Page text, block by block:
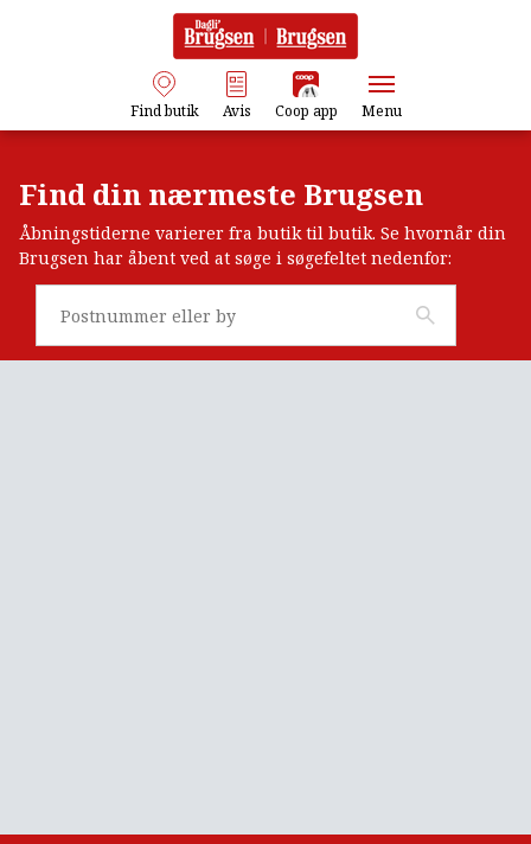
Find butik Avis Coop app Menu
Find din nærmeste Brugsen
Åbningstiderne varierer fra butik til butik. Se hvornår din
Brugsen har åbent ved at søge i søgefeltet nedenfor: